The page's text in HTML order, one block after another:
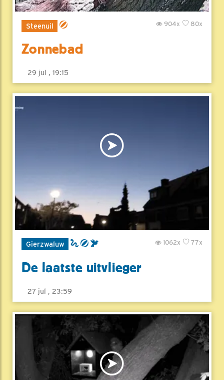
Steenuil 80x
904x
Zonnebad
29 jul , 19:15
Gierzwaluw 77x
1062x
De laatste uitvlieger
27 jul , 23:59